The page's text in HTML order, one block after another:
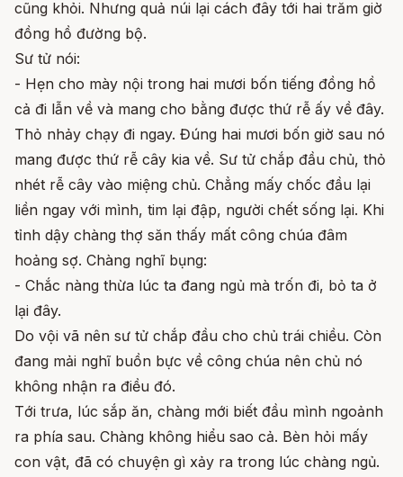
cũng khỏi. Nhưng quả núi lại cách đây tới hai trăm giờ
đồng hồ đường bộ.
Sư tử nói:
- Hẹn cho mày nội trong hai mươi bốn tiếng đồng hồ
cả đi lẫn về và mang cho bằng được thứ rễ ấy về đây.
Thỏ nhảy chạy đi ngay. Đúng hai mươi bốn giờ sau nó
mang được thứ rễ cây kia về. Sư tử chắp đầu chủ, thỏ
nhét rễ cây vào miệng chủ. Chẳng mấy chốc đầu lại
liền ngay với mình, tim lại đập, người chết sống lại. Khi
tỉnh dậy chàng thợ săn thấy mất công chúa đâm
hoảng sợ. Chàng nghĩ bụng:
- Chắc nàng thừa lúc ta đang ngủ mà trốn đi, bỏ ta ở
lại đây.
Do vội vã nên sư tử chắp đầu cho chủ trái chiều. Còn
đang mải nghĩ buồn bực về công chúa nên chủ nó
không nhận ra điều đó.
Tới trưa, lúc sắp ăn, chàng mới biết đầu mình ngoảnh
ra phía sau. Chàng không hiểu sao cả. Bèn hỏi mấy
con vật, đã có chuyện gì xảy ra trong lúc chàng ngủ.